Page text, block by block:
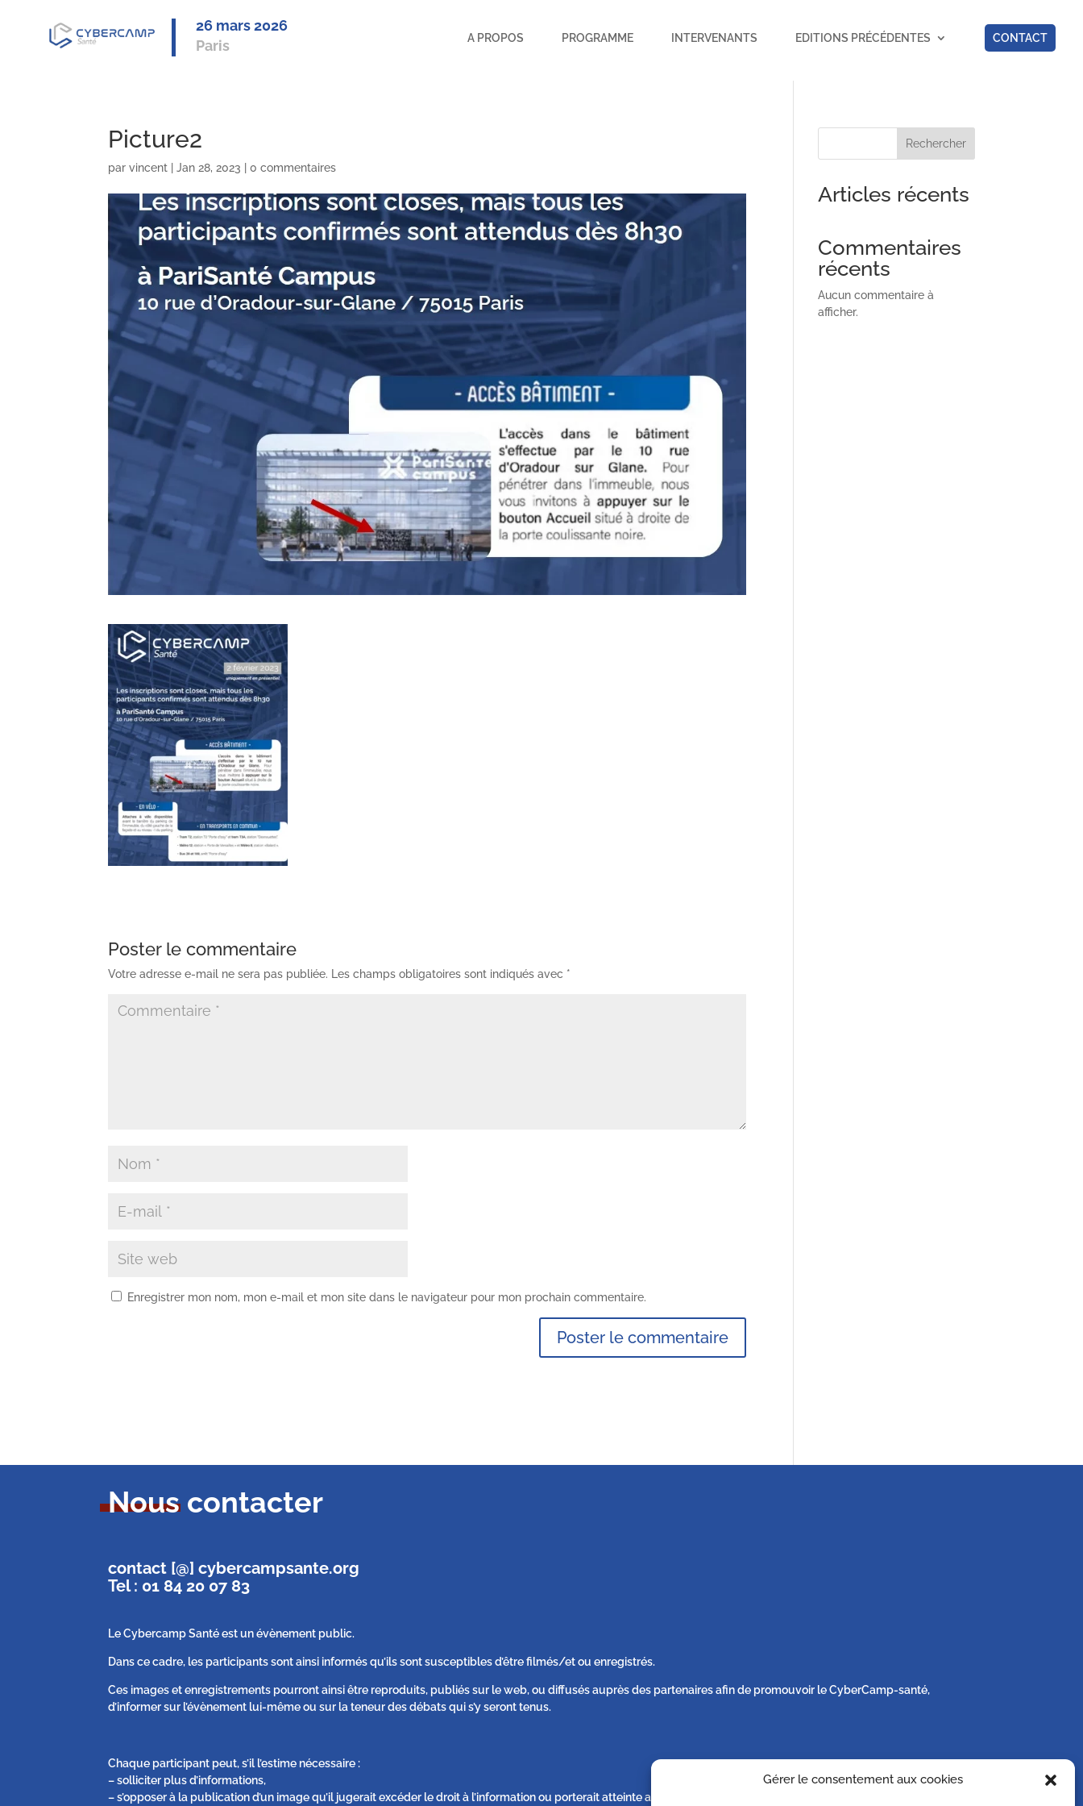
Gérer le consentement aux cookies
26 mars 2026
Paris
A PROPOS PROGRAMME INTERVENANTS EDITIONS PRÉCÉDENTES CONTACT
Picture2
parvincent |Jan 28, 2023 |0 commentaires
Poster le commentaire
Votre adresse e-mail ne sera pas publiée. Les champs obligatoires sont indiqués avec *
Enregistrer mon nom, mon e-mail et mon site dans le navigateur pour mon prochain commentaire.
Rechercher
Articles récents
Commentaires
récents
Aucun commentaire à
afficher.
Nous contacter
contact [@] cybercampsante.org
Tel : 01 84 20 07 83
Le Cybercamp Santé est un évènement public.
Dans ce cadre, les participants sont ainsi informés qu’ils sont susceptibles d’être filmés/et ou enregistrés.
Ces images et enregistrements pourront ainsi être reproduits, publiés sur le web, ou diffusés auprès des partenaires afin de promouvoir le CyberCamp-santé,
d’informer sur l’évènement lui-même ou sur la teneur des débats qui s’y seront tenus.
Chaque participant peut, s’il l’estime nécessaire :
– solliciter plus d’informations,
– s’opposer à la publication d’un image qu’il jugerait excéder le droit à l’information ou porterait atteinte au respect de sa vie privée sur simple demande écrite à